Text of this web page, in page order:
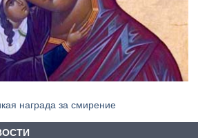
награда за смирение